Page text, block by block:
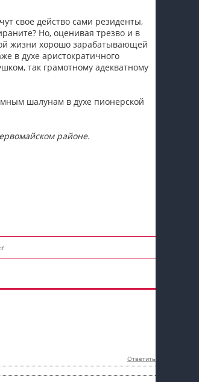
свое действо сами резиденты,
Но, оценивая трезво и в
жизни хорошо зарабатывающей
в духе аристократичного
так грамотному адекватному
шалунам в духе пионерской
районе.
Ответить